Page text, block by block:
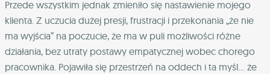
Przede wszystkim jednak zmieniło się nastawienie mojego
klienta. Z uczucia dużej presji, frustracji i przekonania „że nie
ma wyjścia” na poczucie, że ma w puli możliwości różne
działania, bez utraty postawy empatycznej wobec chorego
pracownika. Pojawiła się przestrzeń na oddech i ta myśl… że